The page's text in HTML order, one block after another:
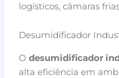
logísticos, câmaras
Desumidificador
Odesumidificador
alta eficiência em